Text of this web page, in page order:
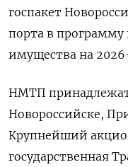
госпакет
порта в
имущества на
НМТП
Новороссийске,
Крупнейший
государственная